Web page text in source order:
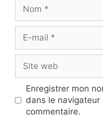
mail
web
Enregistrer mon
dans le navigateur
commentaire.